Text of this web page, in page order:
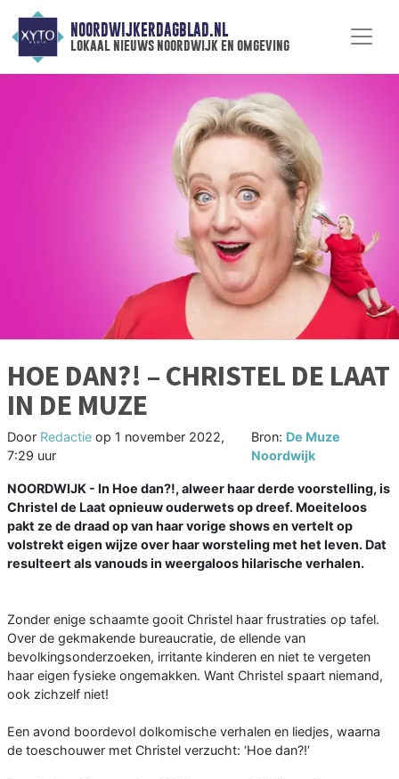
NOORDWIJKERDAGBLAD.NL
lokaal nieuws noordwijk en omgeving
HOE DAN?! – CHRISTEL DE LAAT
IN DE MUZE
Door Redactie op 1 november 2022,
7:29 uur
Bron: De Muze
Noordwijk
NOORDWIJK - In Hoe dan?!, alweer haar derde voorstelling, is
Christel de Laat opnieuw ouderwets op dreef. Moeiteloos
pakt ze de draad op van haar vorige shows en vertelt op
volstrekt eigen wijze over haar worsteling met het leven. Dat
resulteert als vanouds in weergaloos hilarische verhalen.
Zonder enige schaamte gooit Christel haar frustraties op tafel.
Over de gekmakende bureaucratie, de ellende van
bevolkingsonderzoeken, irritante kinderen en niet te vergeten
haar eigen fysieke ongemakken. Want Christel spaart niemand,
ook zichzelf niet!
Een avond boordevol dolkomische verhalen en liedjes, waarna
de toeschouwer met Christel verzucht: ‘Hoe dan?!’